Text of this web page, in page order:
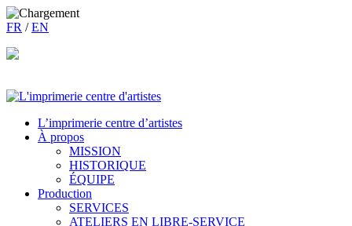
FR /EN
L’imprimerie centre d’artistes
À propos
MISSION
HISTORIQUE
ÉQUIPE
Production
SERVICES
ATELIERS EN LIBRE-SERVICE